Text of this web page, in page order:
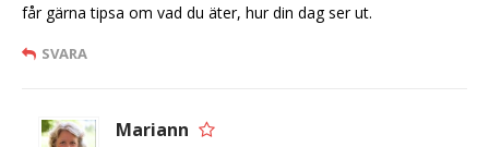
får gärna tipsa om vad du äter, hur din dag ser ut.
SVARA
Mariann